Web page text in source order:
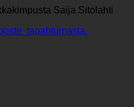
Saija Sitolahti
tapahtumasta.